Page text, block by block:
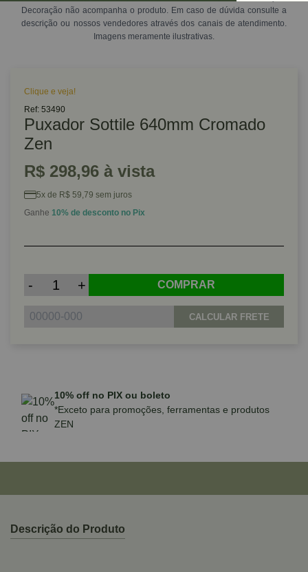
Decoração não acompanha o produto. Em caso de dúvida consulte a
descrição ou nossos vendedores através dos canais de atendimento.
Imagens meramente ilustrativas.
Clique e veja!
Ref: 53490
Puxador Sottile 640mm Cromado
Zen
R$ 298,96 à vista
5x de R$ 59,79 sem juros
Ganhe 10% de desconto no Pix
- + COMPRAR
CALCULAR FRETE
10% off no PIX ou boleto
*Exceto para promoções, ferramentas e produtos
ZEN
Descrição do Produto